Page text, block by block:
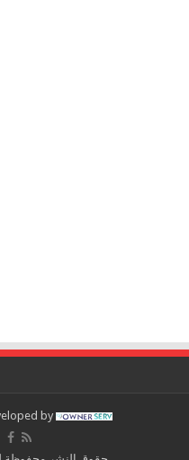
Website Designed and Developed by